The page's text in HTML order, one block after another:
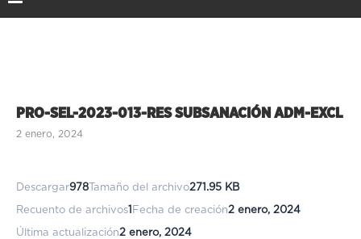
PRO-SEL-2023-013-RES SUBSANACIÓN ADM-EXCL
2 enero, 2024
Descargar978 Tamaño del archivo271.95 KB
Recuento de archivos1 Fecha de creación2 enero, 2024
Última actualización2 enero, 2024